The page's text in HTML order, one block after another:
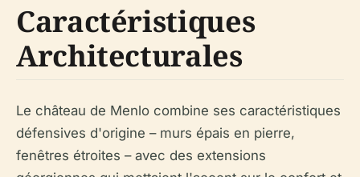
Caractéristiques
Architecturales
Le château de Menlo combine ses caractéristiques
défensives d'origine – murs épais en pierre,
fenêtres étroites – avec des extensions